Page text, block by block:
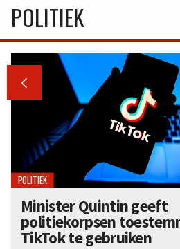
POLITIEK

POLITIEK
Minister Quintin geeft
politiekorpsen
TikTok te gebruiken